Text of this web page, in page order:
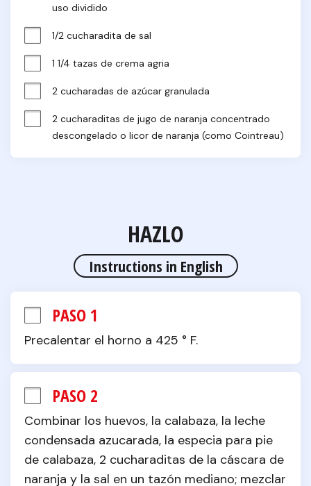
uso dividido
1/2 cucharadita de sal
1 1/4 tazas de crema agria
2 cucharadas de azúcar granulada
2 cucharaditas de jugo de naranja concentrado
descongelado o licor de naranja (como Cointreau)
HAZLO
Instructions in English
PASO 1
Precalentar el horno a 425 ° F.
PASO 2
Combinar los huevos, la calabaza, la leche
condensada azucarada, la especia para pie
de calabaza, 2 cucharaditas de la cáscara de
naranja y la sal en un tazón mediano; mezclar